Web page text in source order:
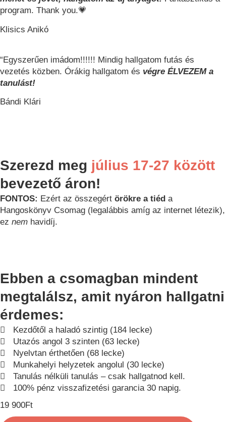
program. Thank you.💗
Klisics Anikó
“Egyszerűen imádom!!!!!! Mindig hallgatom futás és
vezetés közben. Órákig hallgatom és végre ÉLVEZEM a
tanulást!
Bándi Klári
Szerezd meg július 17-27 között
bevezető áron!
FONTOS: Ezért az összegért örökre a tiéd a
Hangoskönyv Csomag (legalábbis amíg az internet létezik),
ez nem havidíj.
Ebben a csomagban mindent
megtalálsz, amit nyáron hallgatni
érdemes:
Kezdőtől a haladó szintig (184 lecke)
Utazós angol 3 szinten (63 lecke)
Nyelvtan érthetően (68 lecke)
Munkahelyi helyzetek angolul (30 lecke)
Tanulás nélküli tanulás – csak hallgatnod kell.
100% pénz visszafizetési garancia 30 napig.
19 900Ft